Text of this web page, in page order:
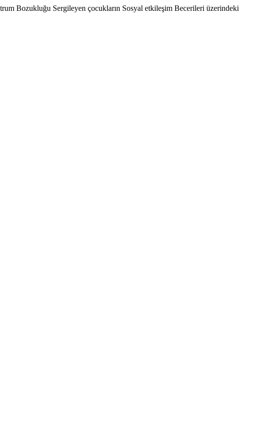
Bozukluğu Sergileyen çocukların Sosyal etkileşim Becerileri üzerindeki